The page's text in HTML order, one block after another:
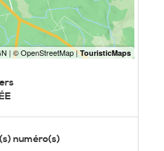
numéro(s)